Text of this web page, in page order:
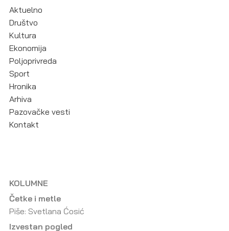
Aktuelno
Društvo
Kultura
Ekonomija
Poljoprivreda
Sport
Hronika
Arhiva
Pazovačke vesti
Kontakt
KOLUMNE
Četke i metle
Piše: Svetlana Ćosić
Izvestan pogled